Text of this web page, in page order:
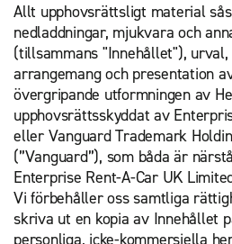
Allt upphovsrättsligt material
nedladdningar, mjukvara och
(tillsammans "Innehållet"),
arrangemang och presentation
övergripande utformningen av
upphovsrättsskyddat av
eller Vanguard Trademark
(”Vanguard”), som båda är
Enterprise Rent-A-Car UK
Vi förbehåller oss samtliga
skriva ut en kopia av Innehållet
personliga, icke-kommersiella